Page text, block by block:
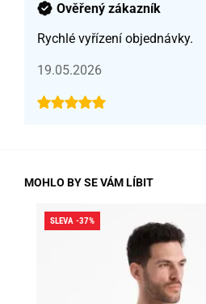
Ověřený zákazník
Rychlé vyřízení objednávky.
19.05.2026
MOHLO BY SE VÁM LÍBIT
SLEVA -37%